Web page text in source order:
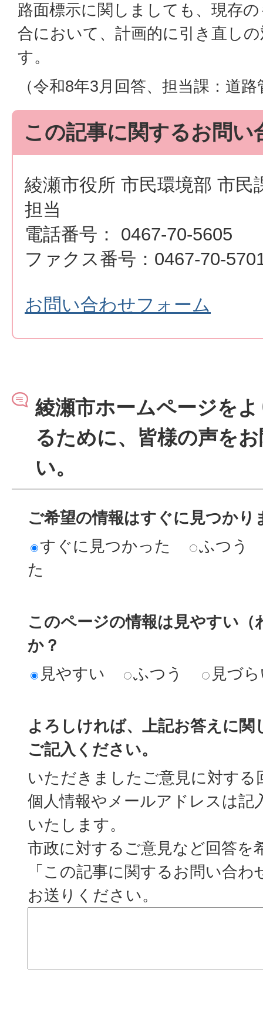
路面標示に関しましても、現存
合において、計画的に引き直し
す。
（令和8年3月回答、担当課：道
この記事に関するお問い
綾瀬市役所 市民環境部 市民
担当
電話番号： 0467-70-5605
ファクス番号：0467-70-
お問い合わせフォーム
綾瀬市ホームページを
るために、皆様の声を
い。
ご希望の情報はすぐに見つかり
すぐに見つかった
ふつう
た
このページの情報は見やすい
か？
見やすい
ふつう 見づ
よろしければ、上記お答えに関
ご記入ください。
いただきましたご意見に対する
個人情報やメールアドレスは記
いたします。
市政に対するご意見など回答を
「この記事に関するお問い合
お送りください。